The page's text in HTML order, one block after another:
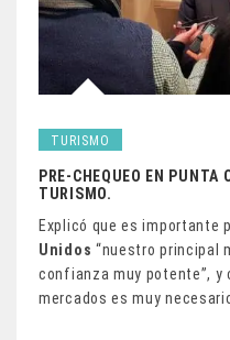
TURISMO
PRE-CHEQUEO EN PUNTA
TURISMO.
Explicó que es importante
Unidos “nuestro principal
confianza muy potente”, y
mercados es muy